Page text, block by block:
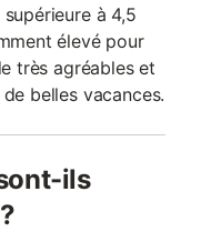
à 4,5
élevé pour
très agréables et
belles vacances.
ils